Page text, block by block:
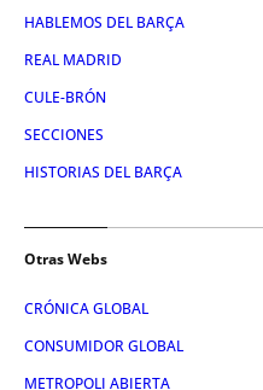
HABLEMOS DEL BARÇA
REAL MADRID
CULE-BRÓN
SECCIONES
HISTORIAS DEL BARÇA
Otras Webs
CRÓNICA GLOBAL
CONSUMIDOR GLOBAL
METROPOLI ABIERTA